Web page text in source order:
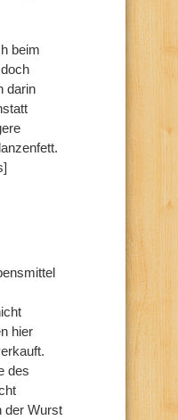
beim
darin
hier
des
der Wurst